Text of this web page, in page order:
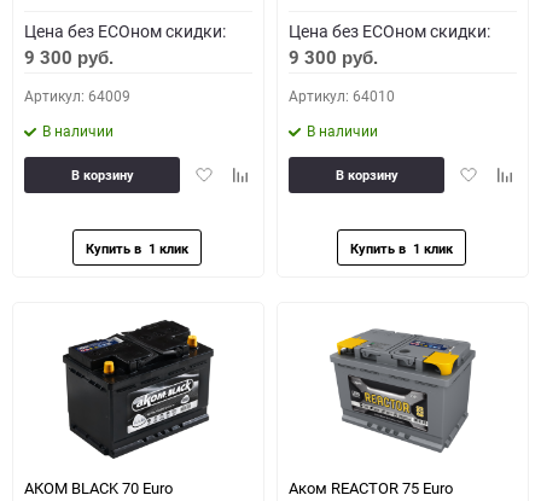
Цена без ECOном скидки:
9 300 руб.
Артикул: 64009
В наличии
ДобавитьДобавить
В корзину
Цена без ECOном скидки:
9 300 руб.
Артикул: 64010
В наличии
Добавить
В корзину
АКОМ BLACK 70 Euro Аком REACTOR 75 Euro